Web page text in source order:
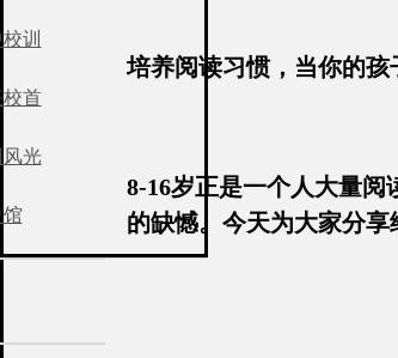
培养阅读习惯，当你的孩
8-16岁正是一个人大量
的缺憾。今天为大家分
训
首
光